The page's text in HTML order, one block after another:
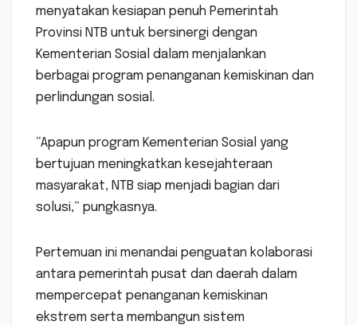
menyatakan kesiapan penuh Pemerintah
Provinsi NTB untuk bersinergi dengan
Kementerian Sosial dalam menjalankan
berbagai program penanganan kemiskinan dan
perlindungan sosial.
“Apapun program Kementerian Sosial yang
bertujuan meningkatkan kesejahteraan
masyarakat, NTB siap menjadi bagian dari
solusi,” pungkasnya.
Pertemuan ini menandai penguatan kolaborasi
antara pemerintah pusat dan daerah dalam
mempercepat penanganan kemiskinan
ekstrem serta membangun sistem